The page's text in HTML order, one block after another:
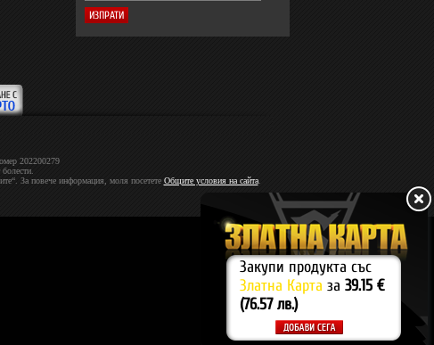
Закупи продукта със
Златна Карта за 39.15 €
(76.57 лв.)
202200279
За повече информация, моля посетете Общите условия на сайта.